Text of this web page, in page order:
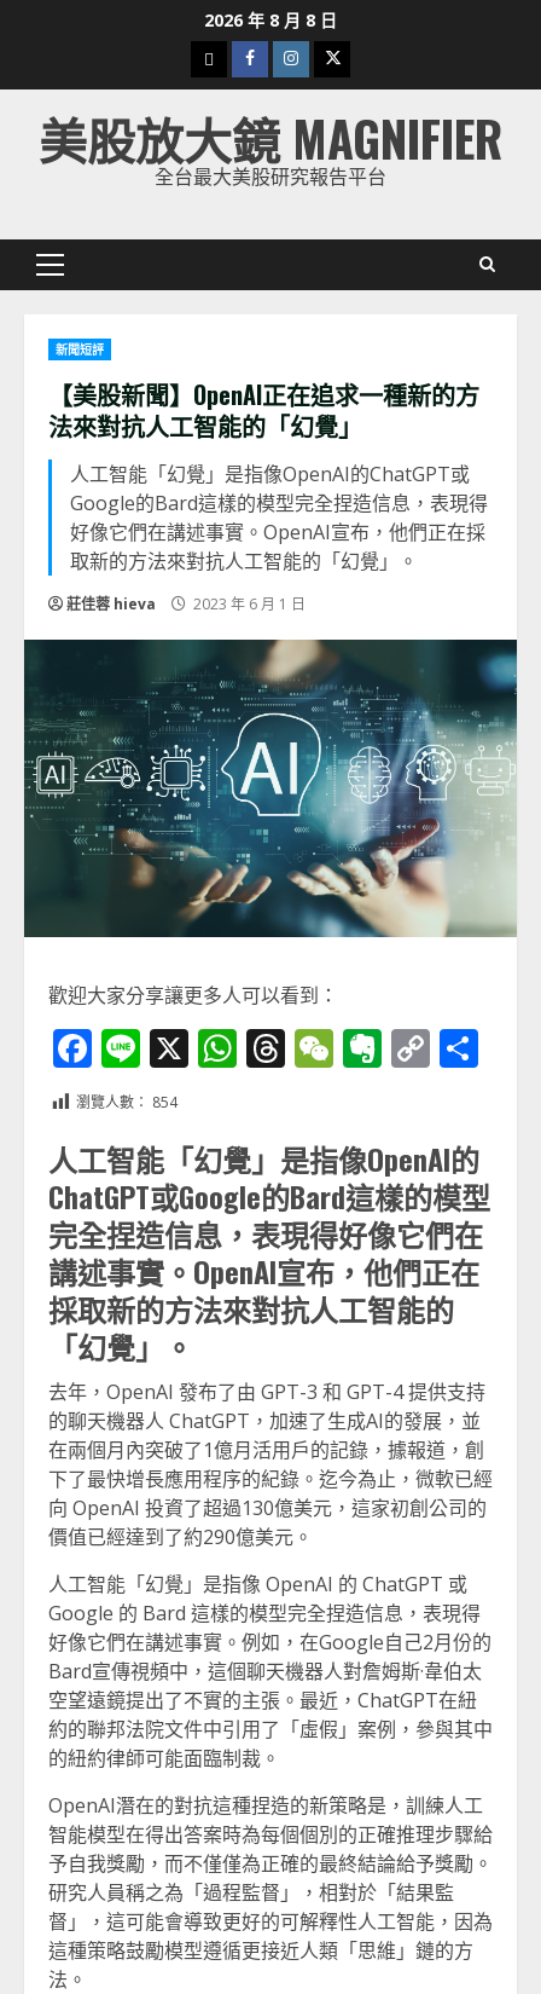
2026 年 8 月 8 日
下
載
美
股
Facebook
Instagram
Twitter
美股放大鏡 MAGNIFIER
全台最大美股研究報告平台
Primary
新聞短評
【美股新聞】OpenAI正在追求一種新的方
法來對抗人工智能的「幻覺」
人工智能「幻覺」是指像OpenAI的ChatGPT或
Google的Bard這樣的模型完全捏造信息，表現得
好像它們在講述事實。OpenAI宣布，他們正在採
取新的方法來對抗人工智能的「幻覺」。
莊佳蓉 hieva 2023 年 6 月 1 日
歡迎大家分享讓更多人可以看到：
Facebook
Line
X WhatsApp
Threads
WeChat
Evernote
Copy
瀏覽人數： 854
人工智能「幻覺」是指像OpenAI的
ChatGPT或Google的Bard這樣的模型
完全捏造信息，表現得好像它們在
講述事實。OpenAI宣布，他們正在
採取新的方法來對抗人工智能的
「幻覺」。
去年，OpenAI 發布了由 GPT-3 和 GPT-4 提供支持
的聊天機器人 ChatGPT，加速了生成AI的發展，並
在兩個月內突破了1億月活用戶的記錄，據報道，創
下了最快增長應用程序的紀錄。迄今為止，微軟已經
向 OpenAI 投資了超過130億美元，這家初創公司的
價值已經達到了約290億美元。
人工智能「幻覺」是指像 OpenAI 的 ChatGPT 或
Google 的 Bard 這樣的模型完全捏造信息，表現得
好像它們在講述事實。例如，在Google自己2月份的
Bard宣傳視頻中，這個聊天機器人對詹姆斯·韋伯太
空望遠鏡提出了不實的主張。最近，ChatGPT在紐
約的聯邦法院文件中引用了「虛假」案例，參與其中
的紐約律師可能面臨制裁。
OpenAI潛在的對抗這種捏造的新策略是，訓練人工
智能模型在得出答案時為每個個別的正確推理步驟給
予自我獎勵，而不僅僅為正確的最終結論給予獎勵。
研究人員稱之為「過程監督」，相對於「結果監
督」，這可能會導致更好的可解釋性人工智能，因為
這種策略鼓勵模型遵循更接近人類「思維」鏈的方
法。